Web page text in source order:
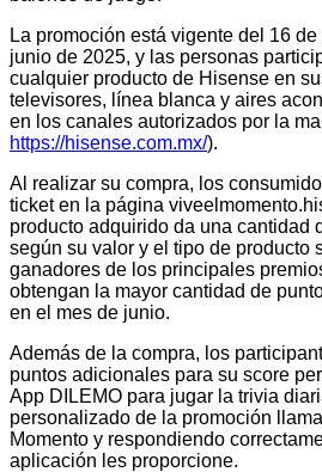
La promoción está vigente del 16
junio de 2025, y las personas
cualquier producto de Hisense en
televisores, línea blanca y aires
en los canales autorizados por la
https://hisense.com.mx/).
Al realizar su compra, los
ticket en la página
producto adquirido da una cantidad
según su valor y el tipo de producto
ganadores de los principales
obtengan la mayor cantidad de
en el mes de junio.
Además de la compra, los
puntos adicionales para su score
App DILEMO para jugar la trivia
personalizado de la promoción
Momento y respondiendo
aplicación les proporcione.